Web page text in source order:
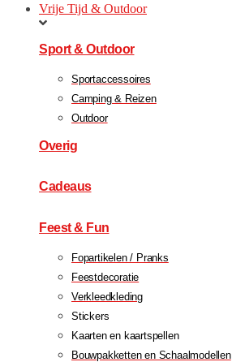
Vrije Tijd & Outdoor
Sport & Outdoor
Sportaccessoires
Camping & Reizen
Outdoor
Overig
Cadeaus
Feest & Fun
Fopartikelen / Pranks
Feestdecoratie
Verkleedkleding
Stickers
Kaarten en kaartspellen
Bouwpakketten en Schaalmodellen